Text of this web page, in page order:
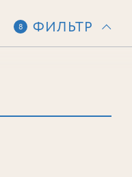
8 ФИЛЬТР
лота